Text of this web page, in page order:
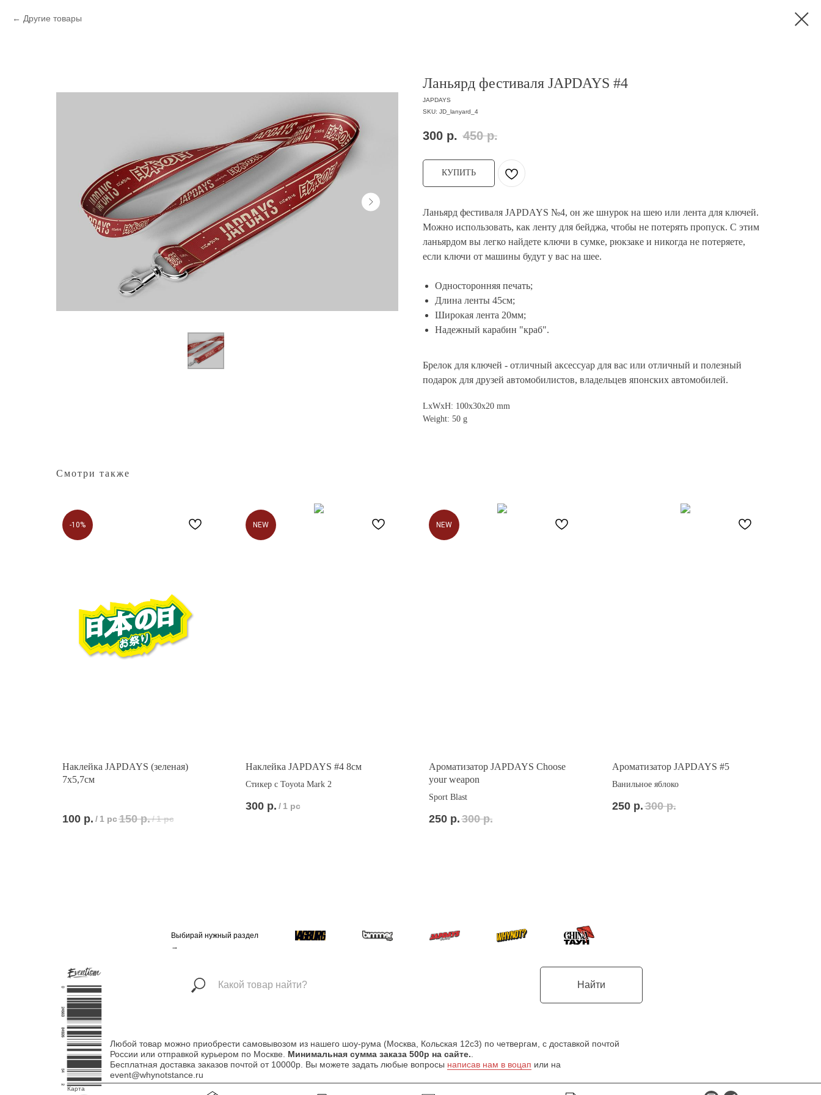
Другие товары
Ланьярд фестиваля JAPDAYS #4
JAPDAYS
SKU: JD_lanyard_4
300 р. 450 р.
КУПИТЬ
Ланьярд фестиваля JAPDAYS №4, он же шнурок на шею или лента для ключей.
Можно использовать, как ленту для бейджа, чтобы не потерять пропуск. С этим
ланьярдом вы легко найдете ключи в сумке, рюкзаке и никогда не потеряете,
если ключи от машины будут у вас на шее.
Односторонняя печать;
Длина ленты 45см;
Широкая лента 20мм;
Надежный карабин "краб".
Брелок для ключей - отличный аксессуар для вас или отличный и полезный
подарок для друзей автомобилистов, владельцев японских автомобилей.
LxWxH: 100x30x20 mm
Weight: 50 g
Смотри также
-10%
Наклейка JAPDAYS (зеленая)
7x5,7см
100 р. / 1 pc150 р./1 pc
NEW
Наклейка JAPDAYS #4 8см
Стикер с Toyota Mark 2
300 р. / 1 pc
NEW
Ароматизатор JAPDAYS Choose
your weapon
Sport Blast
250 р. 300 р.
Ароматизатор JAPDAYS #5
Ванильное яблоко
250 р. 300 р.
Выбирай нужный раздел
→
Найти
Любой товар можно приобрести самовывозом из нашего шоу-рума (Москва, Кольская 12с3) по четвергам, с доставкой почтой
России или отправкой курьером по Москве. Минимальная сумма заказа 500р на сайте..
Бесплатная доставка заказов почтой от 10000р. Вы можете задать любые вопросы написав нам в воцап или на
event@whynotstance.ru
Карта